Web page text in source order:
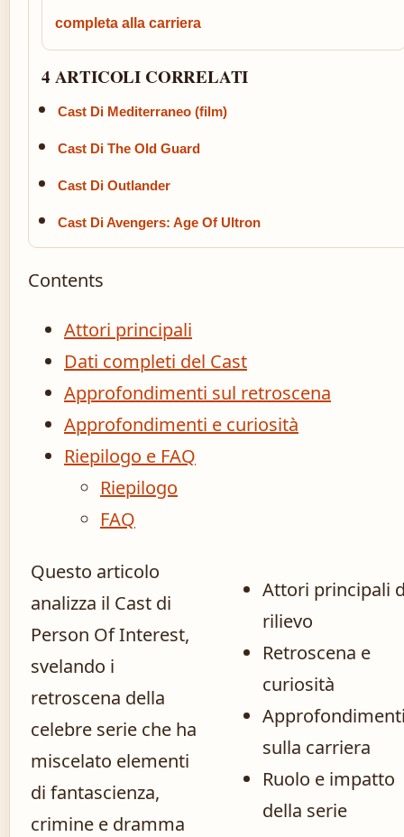
completa alla carriera
4 ARTICOLI CORRELATI
Cast Di Mediterraneo (film)
Cast Di The Old Guard
Cast Di Outlander
Cast Di Avengers: Age Of Ultron
Contents
Attori principali
Dati completi del Cast
Approfondimenti sul retroscena
Approfondimenti e curiosità
Riepilogo e FAQ
Riepilogo
FAQ
Questo articolo
analizza il Cast di
Person Of Interest,
svelando i
retroscena della
celebre serie che ha
miscelato elementi
di fantascienza,
crimine e dramma
Attori principali
rilievo
Retroscena e
curiosità
sulla carriera
Ruolo e impatto
della serie